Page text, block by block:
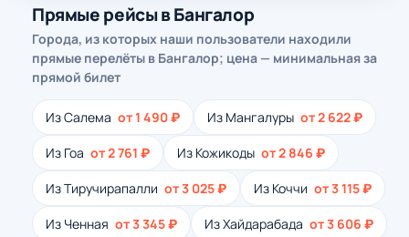
Прямые рейсы в Бангалор
Города, из которых наши пользователи находили
прямые перелёты в Бангалор; цена — минимальная за
прямой билет
Из Салема от 1 490 ₽ Из Мангалуры от 2 622 ₽
Из Гоа от 2 761 ₽ Из Кожикоды от 2 846 ₽
Из Тиручирапалли от 3 025 ₽ Из Коччи от 3 115 ₽
Из Ченная от 3 345 ₽ Из Хайдарабада от 3 606 ₽